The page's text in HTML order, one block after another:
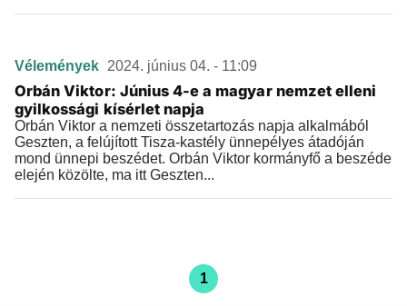
Vélemények 2024. június 04. - 11:09
Orbán Viktor: Június 4-e a magyar nemzet elleni
gyilkossági kísérlet napja
Orbán Viktor a nemzeti összetartozás napja alkalmából
Geszten, a felújított Tisza-kastély ünnepélyes átadóján
mond ünnepi beszédet. Orbán Viktor kormányfő a beszéde
elején közölte, ma itt Geszten...
1